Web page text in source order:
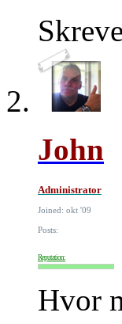
John
Administrator
Joined: okt '09
Posts:
Reputation:
Hvor